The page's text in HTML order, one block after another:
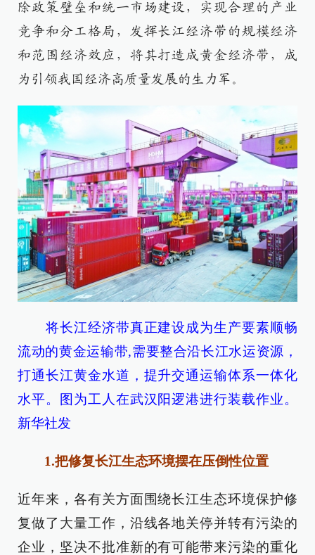
除政策壁垒和统一市场建设，实现合理的产业
竞争和分工格局，发挥长江经济带的规模经济
和范围经济效应，将其打造成黄金经济带，成
为引领我国经济高质量发展的生力军。
将长江经济带真正建设成为生产要素顺畅
流动的黄金运输带,需要整合沿长江水运资源，
打通长江黄金水道，提升交通运输体系一体化
水平。图为工人在武汉阳逻港进行装载作业。
新华社发
1.把修复长江生态环境摆在压倒性位置
近年来，各有关方面围绕长江生态环境保护修
复做了大量工作，沿线各地关停并转有污染的
企业，坚决不批准新的有可能带来污染的重化